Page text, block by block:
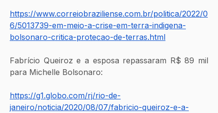
https://www.correiobraziliense.com.br/politica/2022/0
6/5013739-em-meio-a-crise-em-terra-indigena-
bolsonaro-critica-protecao-de-terras.html
Fabrício Queiroz e a esposa repassaram R$ 89 mil
para Michelle Bolsonaro:
https://g1.globo.com/rj/rio-de-
janeiro/noticia/2020/08/07/fabricio-queiroz-e-a-